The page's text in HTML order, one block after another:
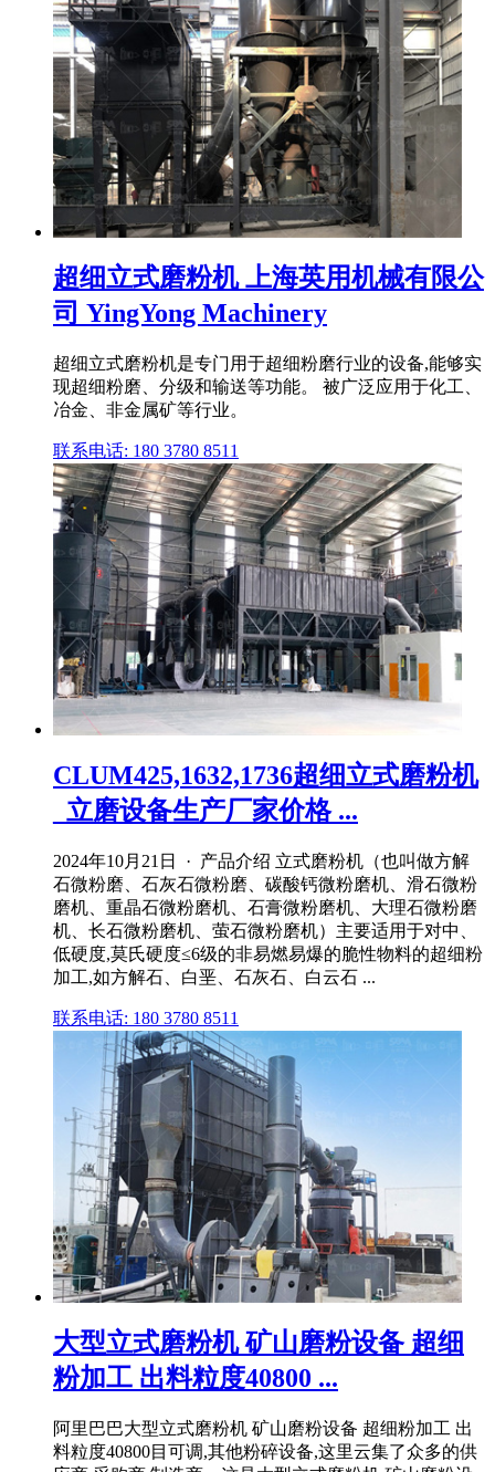
超细立式磨粉机 上海英用机械有限公
司 YingYong Machinery
超细立式磨粉机是专门用于超细粉磨行业的设备,能够实
现超细粉磨、分级和输送等功能。 被广泛应用于化工、
冶金、非金属矿等行业。
联系电话: 180 3780 8511
CLUM425,1632,1736超细立式磨粉机
_立磨设备生产厂家价格 ...
2024年10月21日 · 产品介绍 立式磨粉机（也叫做方解
石微粉磨、石灰石微粉磨、碳酸钙微粉磨机、滑石微粉
磨机、重晶石微粉磨机、石膏微粉磨机、大理石微粉磨
机、长石微粉磨机、萤石微粉磨机）主要适用于对中、
低硬度,莫氏硬度≤6级的非易燃易爆的脆性物料的超细粉
加工,如方解石、白垩、石灰石、白云石 ...
联系电话: 180 3780 8511
大型立式磨粉机 矿山磨粉设备 超细
粉加工 出料粒度40800 ...
阿里巴巴大型立式磨粉机 矿山磨粉设备 超细粉加工 出
料粒度40800目可调,其他粉碎设备,这里云集了众多的供